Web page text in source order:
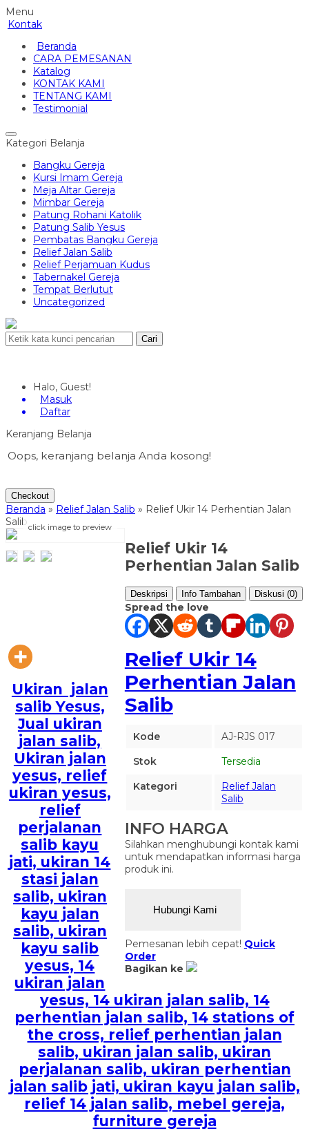
Menu
Kontak
Beranda
CARA PEMESANAN
Katalog
KONTAK KAMI
TENTANG KAMI
Testimonial
Kategori Belanja
Bangku Gereja
Kursi Imam Gereja
Meja Altar Gereja
Mimbar Gereja
Patung Rohani Katolik
Patung Salib Yesus
Pembatas Bangku Gereja
Relief Jalan Salib
Relief Perjamuan Kudus
Tabernakel Gereja
Tempat Berlutut
Uncategorized
Cari
Halo, Guest!
Masuk
Daftar
Keranjang Belanja
Oops, keranjang belanja Anda kosong!
Checkout
Beranda » Relief Jalan Salib » Relief Ukir 14 Perhentian Jalan
Salibclick image to preview
Relief Ukir 14
Perhentian Jalan
Salib
Kode
AJ-RJS 017
Stok
Tersedia
Kategori
Relief Jalan
Salib
INFO HARGA
Silahkan menghubungi kontak kami
untuk mendapatkan informasi harga
produk ini.
Hubungi Kami
Pemesanan lebih cepat! Quick
Order
Bagikan ke
Relief Ukir 14
Perhentian Jalan Salib
Deskripsi Info Tambahan Diskusi (0)
Spread the love
Ukiran jalan
salib Yesus,
Jual ukiran
jalan salib,
Ukiran jalan
yesus, relief
ukiran yesus,
relief
perjalanan
salib kayu
jati, ukiran 14
stasi jalan
salib, ukiran
kayu jalan
salib, ukiran
kayu salib
yesus, 14
ukiran jalan
yesus, 14 ukiran jalan salib, 14
perhentian jalan salib, 14 stations of
the cross, relief perhentian jalan
salib, ukiran jalan salib, ukiran
perjalanan salib, ukiran perhentian
jalan salib jati, ukiran kayu jalan salib,
relief 14 jalan salib, mebel gereja,
furniture gereja